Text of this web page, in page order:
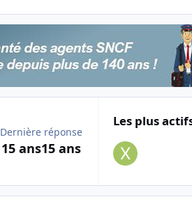
Dernière réponse
15 ans15 ans
Les plus